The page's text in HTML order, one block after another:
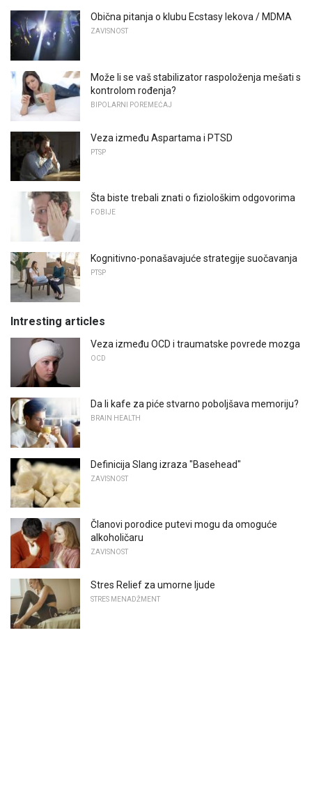
Obična pitanja o klubu Ecstasy lekova / MDMA
ZAVISNOST
Može li se vaš stabilizator raspoloženja mešati s
kontrolom rođenja?
BIPOLARNI POREMEĆAJ
Veza između Aspartama i PTSD
PTSP
Šta biste trebali znati o fiziološkim odgovorima
FOBIJE
Kognitivno-ponašavajuće strategije suočavanja
PTSP
Intresting articles
Veza između OCD i traumatske povrede mozga
OCD
Da li kafe za piće stvarno poboljšava memoriju?
BRAIN HEALTH
Definicija Slang izraza "Basehead"
ZAVISNOST
Članovi porodice putevi mogu da omoguće
alkoholičaru
ZAVISNOST
Stres Relief za umorne ljude
STRES MENADŽMENT